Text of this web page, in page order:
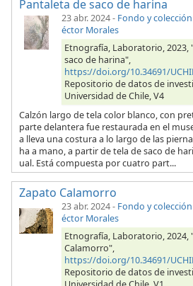
Pantaleta de saco de harina
23 abr. 2024- Fondo y
éctor Morales
Etnografía, Laboratorio, 2023,
saco de harina",
https://doi.org/10.34691/
Repositorio de datos de
Universidad de Chile, V4
Calzón largo de tela color blanco, con
parte delantera fue restaurada en el
a lleva una costura a lo largo de las
ha a mano, a partir de tela de saco de
ual. Está compuesta por cuatro part...
Zapato Calamorro
23 abr. 2024- Fondo y
éctor Morales
Etnografía, Laboratorio, 2024,
Calamorro",
https://doi.org/10.34691/
Repositorio de datos de